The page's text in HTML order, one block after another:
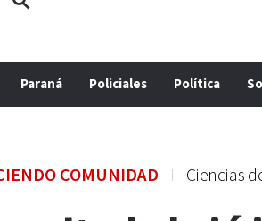
Paraná Policiales Política
COMUNIDAD Ciencias